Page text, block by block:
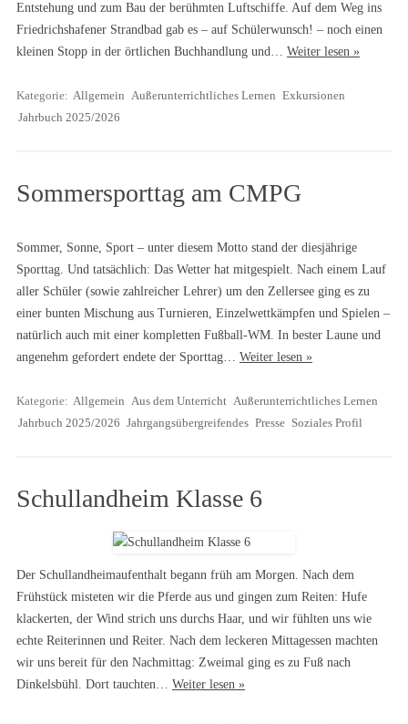
Entstehung und zum Bau der berühmten Luftschiffe. Auf dem Weg ins
Friedrichshafener Strandbad gab es – auf Schülerwunsch! – noch einen
kleinen Stopp in der örtlichen Buchhandlung und… Weiter lesen »
Kategorie: Allgemein Außerunterrichtliches Lernen Exkursionen
Jahrbuch 2025/2026
Sommersporttag am CMPG
Sommer, Sonne, Sport – unter diesem Motto stand der diesjährige
Sporttag. Und tatsächlich: Das Wetter hat mitgespielt. Nach einem Lauf
aller Schüler (sowie zahlreicher Lehrer) um den Zellersee ging es zu
einer bunten Mischung aus Turnieren, Einzelwettkämpfen und Spielen –
natürlich auch mit einer kompletten Fußball-WM. In bester Laune und
angenehm gefordert endete der Sporttag… Weiter lesen »
Kategorie: Allgemein Aus dem Unterricht Außerunterrichtliches Lernen
Jahrbuch 2025/2026 Jahrgangsübergreifendes Presse Soziales Profil
Schullandheim Klasse 6
Der Schullandheimaufenthalt begann früh am Morgen. Nach dem
Frühstück misteten wir die Pferde aus und gingen zum Reiten: Hufe
klackerten, der Wind strich uns durchs Haar, und wir fühlten uns wie
echte Reiterinnen und Reiter. Nach dem leckeren Mittagessen machten
wir uns bereit für den Nachmittag: Zweimal ging es zu Fuß nach
Dinkelsbühl. Dort tauchten… Weiter lesen »